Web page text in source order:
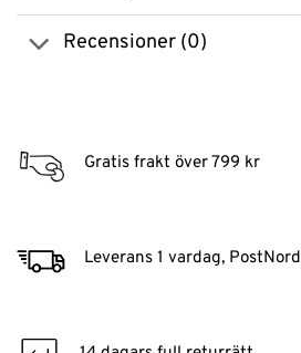
Recensioner (0)
Gratis frakt över 799 kr
Leverans 1 vardag, PostNord